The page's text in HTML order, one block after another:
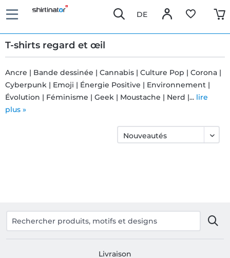
DE
T-shirts regard et œil
Livraison
rétractation
Ancre | Bande dessinée | Cannabis | Culture Pop | Corona |
Cyberpunk | Emoji | Énergie Positive | Environnement |
Évolution | Féminisme | Geek | Moustache | Nerd |... lire
plus »
Livraison